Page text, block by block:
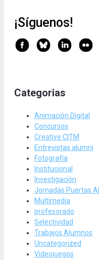
¡Síguenos!
Categorias
Animación Digital
Concursos
Creative CITM
Entrevistas alumni
Fotografía
Institucional
Investigación
Jornadas Puertas
Multimedia
profesorado
Selectividad
Trabajos Alumnos
Uncategorized
Videojuegos